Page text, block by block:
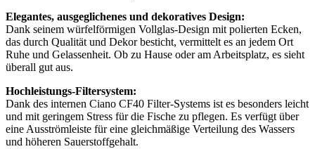
Elegantes, ausgeglichenes und dekoratives Design:
Dank seinem würfelförmigen Vollglas-Design mit polierten Ecken,
das durch Qualität und Dekor besticht, vermittelt es an jedem Ort
Ruhe und Gelassenheit. Ob zu Hause oder am Arbeitsplatz, es sieht
überall gut aus.
Hochleistungs-Filtersystem:
Dank des internen Ciano CF40 Filter-Systems ist es besonders leicht
und mit geringem Stress für die Fische zu pflegen. Es verfügt über
eine Ausströmleiste für eine gleichmäßige Verteilung des Wassers
und höheren Sauerstoffgehalt.